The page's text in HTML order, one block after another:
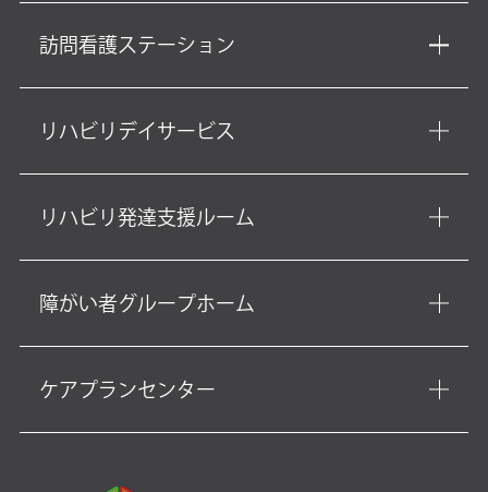
訪問看護ステーション
リハビリデイサービス
リハビリ発達支援ルーム
障がい者グループホーム
ケアプランセンター